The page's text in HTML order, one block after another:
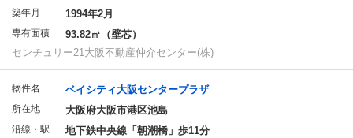
築年月 1994年2月
専有面積
93.82㎡（壁芯）
センチュリー21大阪不動産仲介センター(株)
物件名 ベイシティ大阪センタープラザ
所在地 大阪府大阪市港区池島
沿線・駅 地下鉄中央線「朝潮橋」歩11分